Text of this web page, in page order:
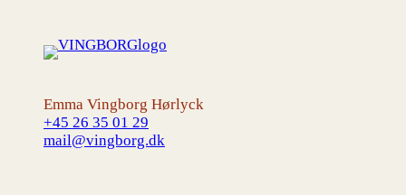
Emma Vingborg Hørlyck
+45 26 35 01 29
mail@vingborg.dk